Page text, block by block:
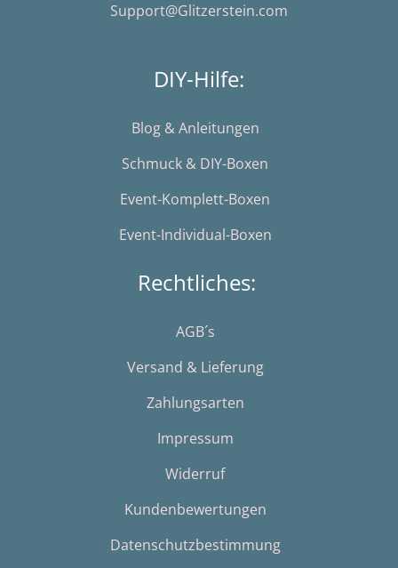
Support@Glitzerstein.com
DIY-Hilfe:
Blog & Anleitungen
Schmuck & DIY-Boxen
Event-Komplett-Boxen
Event-Individual-Boxen
Rechtliches:
AGB´s
Versand & Lieferung
Zahlungsarten
Impressum
Widerruf
Kundenbewertungen
Datenschutzbestimmung